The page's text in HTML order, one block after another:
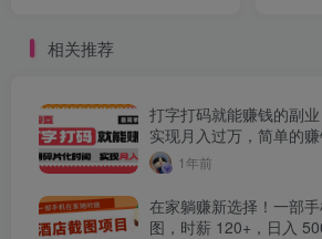
相关推荐
打字打码就能赚钱的副
实现月入过万，简单的
1年前
在家躺赚新选择！一部
图，时薪 120+，日入